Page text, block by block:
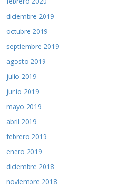
diciembre 2019
octubre 2019
septiembre 2019
agosto 2019
julio 2019
junio 2019
mayo 2019
abril 2019
febrero 2019
enero 2019
diciembre 2018
noviembre 2018